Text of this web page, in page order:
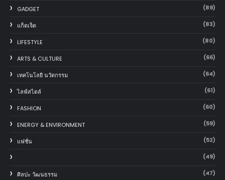
GADGET (89)
แก็ตเจ็ต (83)
LIFESTYLE (80)
ARTS & CULTURE (66)
เทคโนโลยี นวัตกรรม (64)
ไลฟ์สไตล์ (61)
FASHION (60)
ENERGY & ENVIRONMENT (59)
แฟชั่น (52)
(49)
ศิลปะ วัฒนธรรม (47)